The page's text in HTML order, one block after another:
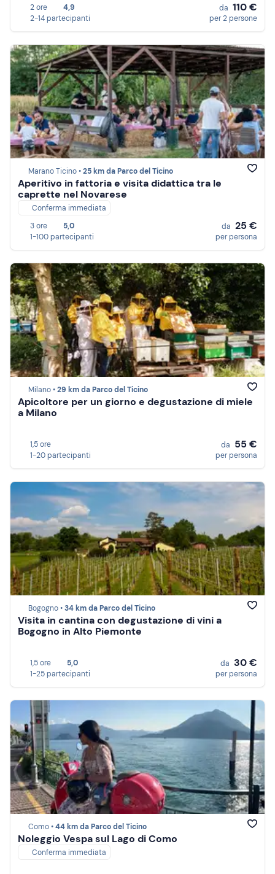
2 ore
4,9
2-14 partecipanti
da 110 €
per 2 persone
Marano Ticino •25 km da Parco del Ticino
Aperitivo in fattoria e visita didattica tra le
caprette nel Novarese
Conferma immediata
3 ore
5,0
1-100 partecipanti
da 25 €
per persona
Milano •29 km da Parco del Ticino
Apicoltore per un giorno e degustazione di miele
a Milano
1,5 ore
1-20 partecipanti
da 55 €
per persona
Bogogno •34 km da Parco del Ticino
Visita in cantina con degustazione di vini a
Bogogno in Alto Piemonte
1,5 ore
5,0
1-25 partecipanti
da 30 €
per persona
Como •44 km da Parco del Ticino
Noleggio Vespa sul Lago di Como
Conferma immediata